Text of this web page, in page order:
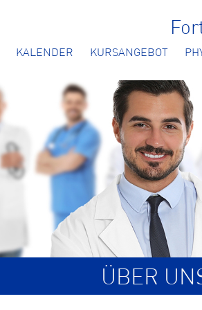
KALENDER KURSANGEBOT
ÜBER